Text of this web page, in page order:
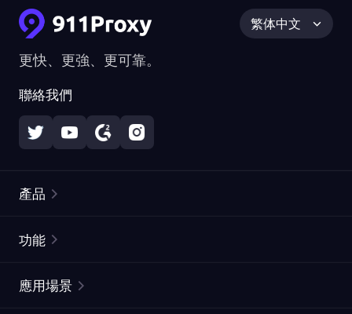
更快、更強、更可靠。
聯絡我們
繁体中文
產品
靜態住宅代理
功能
應用場景